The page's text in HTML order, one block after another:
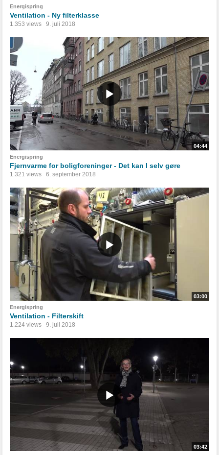
Energispring
Ventilation - Ny filterklasse
1.353 views 9. juli 2018
04:44
Energispring
Fjernvarme for boligforeninger - Det kan I selv gøre
1.321 views 6. september 2018
03:00
Energispring
Ventilation - Filterskift
1.224 views 9. juli 2018
03:42